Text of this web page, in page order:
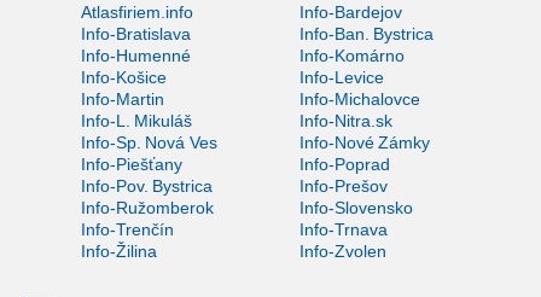
Atlasfiriem.info
Info-Bardejov
Info-Bratislava
Info-Ban. Bystrica
Info-Humenné
Info-Komárno
Info-Košice
Info-Levice
Info-Martin
Info-Michalovce
Info-L. Mikuláš
Info-Nitra.sk
Info-Sp. Nová Ves
Info-Nové Zámky
Info-Piešťany
Info-Poprad
Info-Pov. Bystrica
Info-Prešov
Info-Ružomberok
Info-Slovensko
Info-Trenčín
Info-Trnava
Info-Žilina
Info-Zvolen